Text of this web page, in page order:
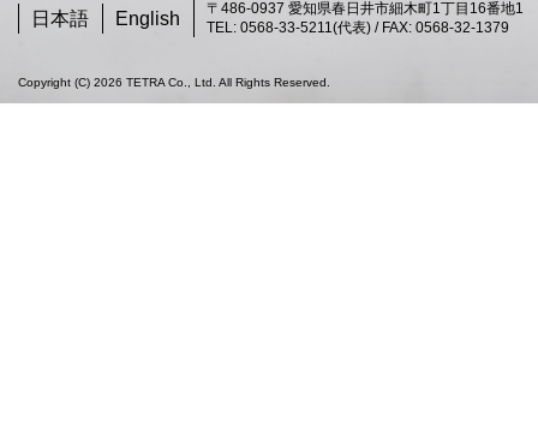
日本語 English
〒486-0937 愛知県春日井市細木町1丁目16番地1
TEL: 0568-33-5211(代表) / FAX: 0568-32-1379
Copyright (C) 2026 TETRA Co., Ltd. All Rights Reserved.